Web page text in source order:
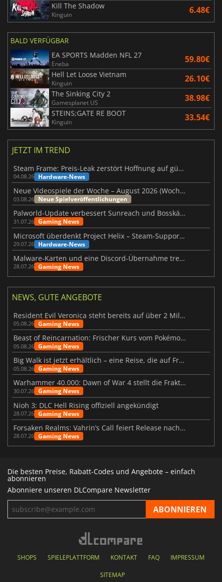
Kill The Shadow
Kinguin 6.48€
BALD VERFÜGBAR
EA SPORTS Madden NFL 27
Eneba 59.80€
Hell Let Loose Vietnam
Kinguin 26.10€
The Sinking City 2
Gamesplanet US 38.98€
STEINS;GATE RE BOOT
Kinguin 33.54€
JETZT IM TREND
Steam Frame: Preis-Leak zerstört Hoffnung auf günstiges VR-Headset
04.08.26 Hardware-News
Neue Videospiele der Woche – August 2026 (Woche 32)
03.08.26 Neue Spielveröffentlichungen
Palworld-Update verbessert Sunreach und Bosskämpfe deutlich
31.07.26 Gaming News
Microsoft überdenkt Project Helix – Steam-Support gefährdet
29.07.26 Hardware-News
Malware-Karten und eine Discord-Übernahme treffen Meccha Chameleon
28.07.26 Gaming News
NEWS, GUTE ANGEBOTE
Resident Evil Veronica steht bereits auf über 2 Millionen Wunschlisten
05.08.26 Gaming News
Beast of Reincarnation: Frischer Kurs vom Pokémon-Studio
05.08.26 Gaming News
Big Walk ist jetzt erhältlich – eine Reise, die auf Freundschaft basiert
05.08.26 Gaming News
Warhammer 40.000: Dawn of War 4 stellt die Fraktion der Necrons vor
30.07.26 Gaming News
Nioh 3: DLC Hell Rising offiziell angekündigt
28.07.26 Gaming News
Forsaken Realms: Vahrin’s Call feiert Release nach 10 Jahren
28.07.26 Gaming News
Die besten Preise, Rabatt-Codes und Angebote – einfach
abonnieren
Abonniere unseren DLCompare Newsletter
SHOPS SPIELEPLATTFORM KONTAKT FAQ IMPRESSUM
SITEMAP